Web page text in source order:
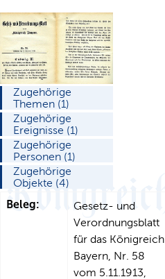
Zugehörige
Themen (1)
Zugehörige
Ereignisse (1)
Zugehörige
Personen (1)
Zugehörige
Objekte (4)
Beleg:
Gesetz- und
Verordnungsblatt
für das Königreich
Bayern, Nr. 58
vom 5.11.1913,